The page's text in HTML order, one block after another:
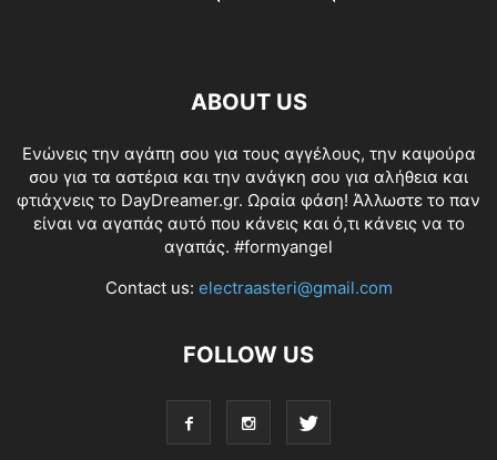
ABOUT US
Ενώνεις την αγάπη σου για τους αγγέλους, την καψούρα
σου για τα αστέρια και την ανάγκη σου για αλήθεια και
φτιάχνεις το DayDreamer.gr. Ωραία φάση! Άλλωστε το παν
είναι να αγαπάς αυτό που κάνεις και ό,τι κάνεις να το
αγαπάς. #formyangel
Contact us: electraasteri@gmail.com
FOLLOW US